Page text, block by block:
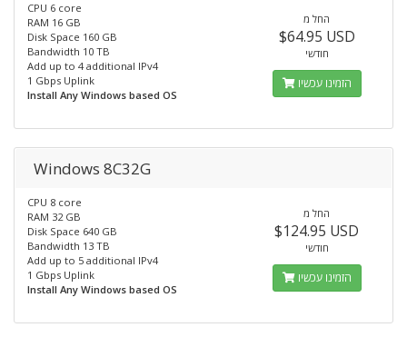
CPU 6 core
RAM 16 GB
Disk Space 160 GB
Bandwidth 10 TB
Add up to 4 additional IPv4
1 Gbps Uplink
Install Any Windows based OS
החל מ
$64.95 USD
חודשי
הזמינו עכשיו
Windows 8C32G
CPU 8 core
RAM 32 GB
Disk Space 640 GB
Bandwidth 13 TB
Add up to 5 additional IPv4
1 Gbps Uplink
Install Any Windows based OS
החל מ
$124.95 USD
חודשי
הזמינו עכשיו